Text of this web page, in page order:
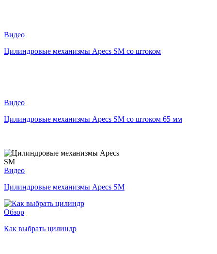
Видео
Цилиндровые механизмы Apecs SM со штоком
Видео
Цилиндровые механизмы Apecs SM со штоком 65 мм
Видео
Цилиндровые механизмы Apecs SM
Обзор
Как выбрать цилиндр